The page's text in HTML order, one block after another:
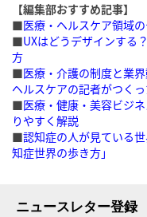
【編集部おすすめ記事】
■医療・ヘルスケア領域
■UXはどうデザインする
方
■医療・介護の制度と業
ヘルスケアの記者がつく
■医療・健康・美容ビジ
りやすく解説
■認知症の人が見ている
知症世界の歩き方」
ニュースレター登録